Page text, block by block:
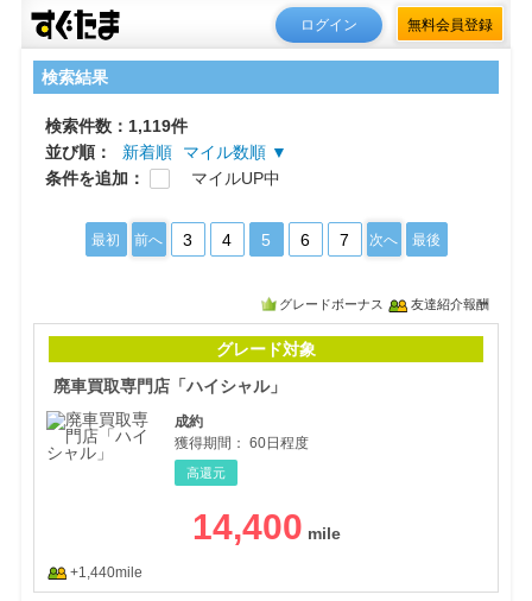
ログイン 無料会員登録
検索結果
検索件数：1,119件
並び順：
新着順
マイル数順 ▼
条件を追加：
マイルUP中
最初 前へ 3 4 5 6 7 次へ 最後
グレードボーナス 友達紹介報酬
グレード対象
廃車買取専門店「ハイシャル」
成約
獲得期間： 60日程度
高還元
14,400
+1,440mile